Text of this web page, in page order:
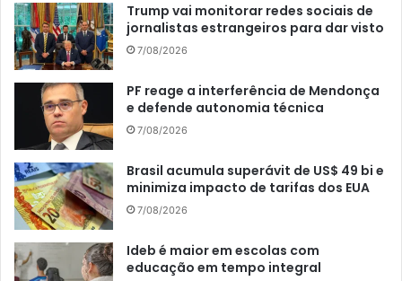
Trump vai monitorar redes sociais de
jornalistas estrangeiros para dar visto
7/08/2026
PF reage a interferência de Mendonça
e defende autonomia técnica
7/08/2026
Brasil acumula superávit de US$ 49 bi e
minimiza impacto de tarifas dos EUA
7/08/2026
Ideb é maior em escolas com
educação em tempo integral